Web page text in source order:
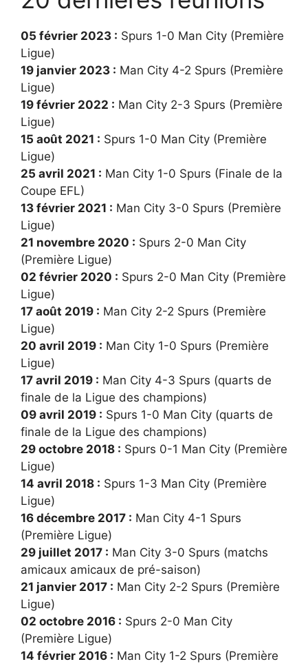
05 février 2023 : Spurs 1-0 Man City (Première
Ligue)
19 janvier 2023 : Man City 4-2 Spurs (Première
Ligue)
19 février 2022 : Man City 2-3 Spurs (Première
Ligue)
15 août 2021 : Spurs 1-0 Man City (Première
Ligue)
25 avril 2021 : Man City 1-0 Spurs (Finale de la
Coupe EFL)
13 février 2021 : Man City 3-0 Spurs (Première
Ligue)
21 novembre 2020 : Spurs 2-0 Man City
(Première Ligue)
02 février 2020 : Spurs 2-0 Man City (Première
Ligue)
17 août 2019 : Man City 2-2 Spurs (Première
Ligue)
20 avril 2019 : Man City 1-0 Spurs (Première
Ligue)
17 avril 2019 : Man City 4-3 Spurs (quarts de
finale de la Ligue des champions)
09 avril 2019 : Spurs 1-0 Man City (quarts de
finale de la Ligue des champions)
29 octobre 2018 : Spurs 0-1 Man City (Première
Ligue)
14 avril 2018 : Spurs 1-3 Man City (Première
Ligue)
16 décembre 2017 : Man City 4-1 Spurs
(Première Ligue)
29 juillet 2017 : Man City 3-0 Spurs (matchs
amicaux amicaux de pré-saison)
21 janvier 2017 : Man City 2-2 Spurs (Première
Ligue)
02 octobre 2016 : Spurs 2-0 Man City
(Première Ligue)
14 février 2016 : Man City 1-2 Spurs (Première